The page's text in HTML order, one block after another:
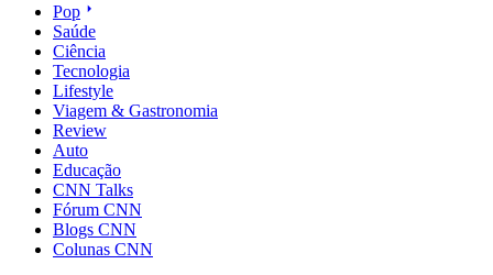
Pop
Saúde
Ciência
Tecnologia
Lifestyle
Viagem & Gastronomia
Review
Auto
Educação
CNN Talks
Fórum CNN
Blogs CNN
Colunas CNN